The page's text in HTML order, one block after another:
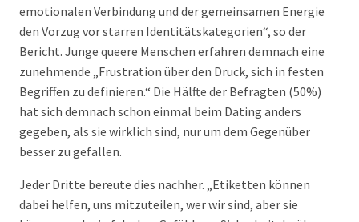
emotionalen Verbindung und der gemeinsamen Energie
den Vorzug vor starren Identitätskategorien“, so der
Bericht. Junge queere Menschen erfahren demnach eine
zunehmende „Frustration über den Druck, sich in festen
Begriffen zu definieren.“ Die Hälfte der Befragten (50%)
hat sich demnach schon einmal beim Dating anders
gegeben, als sie wirklich sind, nur um dem Gegenüber
besser zu gefallen.
Jeder Dritte bereute dies nachher. „Etiketten können
dabei helfen, uns mitzuteilen, wer wir sind, aber sie